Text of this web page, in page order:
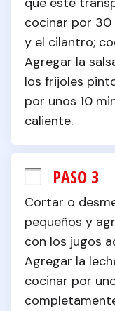
cocinar por 30
y el cilantro;
Agregar la
los frijoles
por unos 10
caliente.
PASO 3
Cortar o
pequeños y
con los jugos
Agregar la
cocinar por